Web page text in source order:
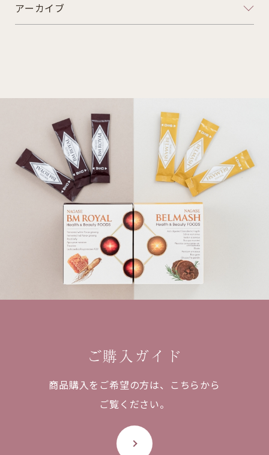
アーカイブ
ご購入ガイド
商品購入をご希望の方は、
こちらから
ご覧ください。